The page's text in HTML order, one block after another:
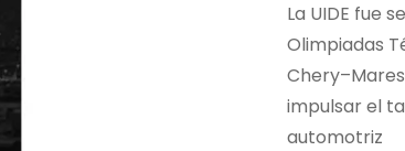
La UIDE fue
Olimpiadas
impulsar el
automotriz